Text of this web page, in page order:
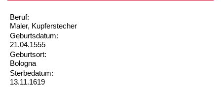
Beruf:
Maler, Kupferstecher
Geburtsdatum:
21.04.1555
Geburtsort:
Bologna
Sterbedatum:
13.11.1619